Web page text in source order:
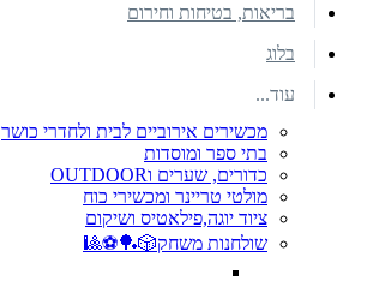
בריאות, בטיחות וחירום
בלוג
עוד...
מכשירים אירוביים לבית ולחדרי כושר
בתי ספר ומוסדות
כדורים, שערים וOUTDOOR
מולטי טריינר ומכשירי כוח
ציוד יוגה,פילאטיס ושיקום
שולחנות משחק🎲🏓⚽🎱